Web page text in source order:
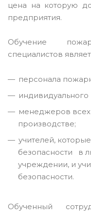
цена на которую
предприятия.
Обучение
специалистов
персонала
менеджеров
производстве;
учителей,
безопасности в
учреждении, и
безопасности.
Обученный